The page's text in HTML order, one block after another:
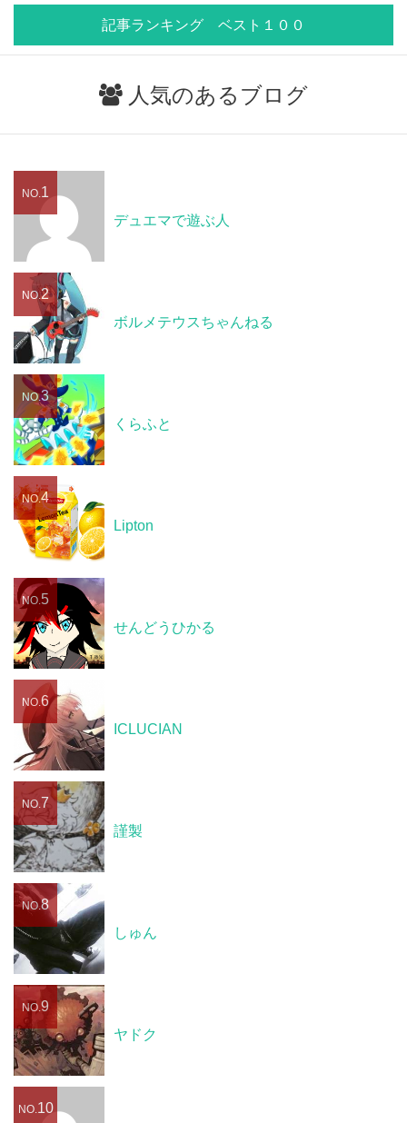
記事ランキング ベスト１００
人気のあるブログ
NO. 1
デュエマで遊ぶ人
NO.2
ボルメテウスちゃんねる
NO.3
くらふと
NO.4
Lipton
NO. 5
せんどうひかる
NO. 6
ICLUCIAN
NO. 7
謹製
NO. 8
しゅん
NO. 9
ヤドク
NO. 10